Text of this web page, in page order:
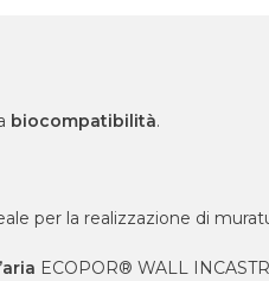
biocompatibilità.
per la realizzazione di
ECOPOR® WALL